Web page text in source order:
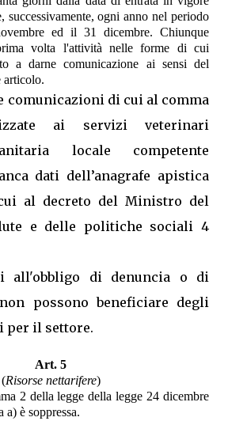
successivamente, ogni anno nel periodo
ed il 31 dicembre. Chiunque
volta l'attività nelle forme di cui
a darne comunicazione ai sensi del
articolo.
comunicazioni di cui al comma
ai servizi veterinari
locale competente
dati dell’anagrafe apistica
al decreto del Ministro del
e delle politiche sociali 4
all'obbligo di denuncia o di
possono beneficiare degli
per il settore.
Art. 5
(Risorse nettarifere)
2 della legge della legge 24 dicembre
a) è soppressa.